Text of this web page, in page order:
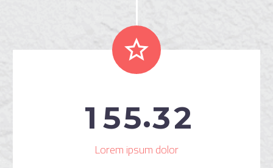


1 55.32
Lorem ipsum dolor